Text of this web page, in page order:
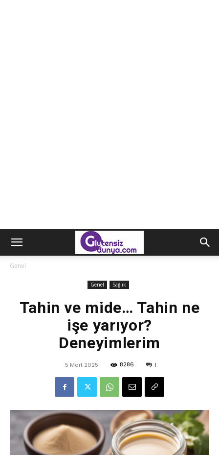
Genel
Genel Sağlık
Tahin ve mide… Tahin ne
işe yarıyor?
Deneyimlerim
5 Mart 2025 8286 1